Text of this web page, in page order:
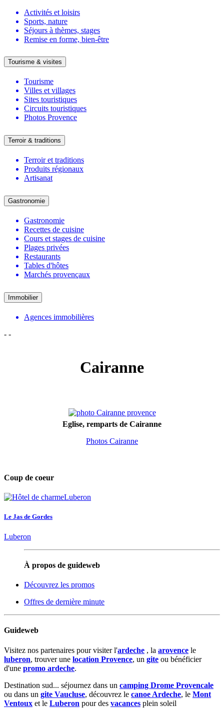
Activités et loisirs
Sports, nature
Séjours à thèmes, stages
Remise en forme, bien-être
Tourisme & visites
Tourisme
Villes et villages
Sites touristiques
Circuits touristiques
Photos Provence
Terroir & traditions
Terroir et traditions
Produits régionaux
Artisanat
Gastronomie
Gastronomie
Recettes de cuisine
Cours et stages de cuisine
Plages privées
Restaurants
Tables d'hôtes
Marchés provençaux
Immobilier
Agences immobilières
- -
Cairanne
Eglise, remparts de Cairanne
Photos Cairanne
Coup de coeur
Le Jas de Gordes
Luberon
À propos de guideweb
Découvrez les promos
Offres de dernière minute
Guideweb
Visitez nos partenaires pour visiter l'ardeche , la arovence le
luberon, trouver une location Provence, un gite ou bénéficier
d'une promo ardeche.
Destination sud... séjournez dans un camping Drome Provencale
ou dans un gite Vaucluse, découvrez le canoe Ardeche, le Mont
Ventoux et le Luberon pour des vacances plein soleil